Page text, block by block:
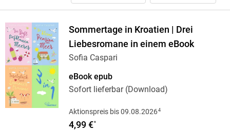
Sommertage in Kroatien | Drei
Liebesromane in einem eBook
Sofia Caspari
eBook epub
Sofort lieferbar (Download)
Aktionspreis bis 09.08.20264
4,99 €*